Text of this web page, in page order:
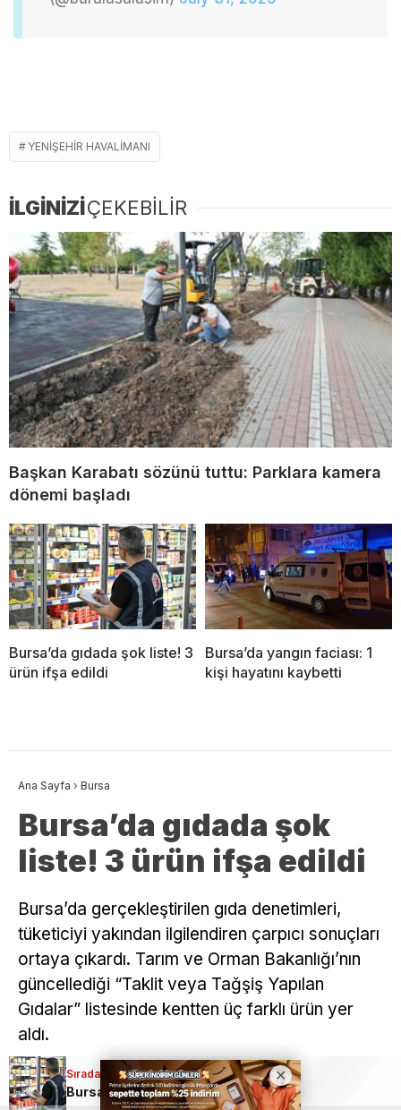
YENIŞEHIR HAVALIMANI
İLGİNİZİÇEKEBİLİR
Başkan Karabatı sözünü tuttu: Parklara kamera
dönemi başladı
Bursa’da gıdada şok liste! 3
ürün ifşa edildi
Bursa’da yangın faciası: 1
kişi hayatını kaybetti
Sıradaki Haber
Bursa’da gıdada şok liste! 3 ürün ifşa edildi
Ana Sayfa › Bursa
Bursa’da gıdada şok
liste! 3 ürün ifşa edildi
Bursa’da gerçekleştirilen gıda denetimleri,
tüketiciyi yakından ilgilendiren çarpıcı sonuçları
ortaya çıkardı. Tarım ve Orman Bakanlığı’nın
güncellediği “Taklit veya Tağşiş Yapılan
Gıdalar” listesinde kentten üç farklı ürün yer
aldı.
Giriş: 01-08-2026 01:23
Güncelleme: 01-08-2026 01:42